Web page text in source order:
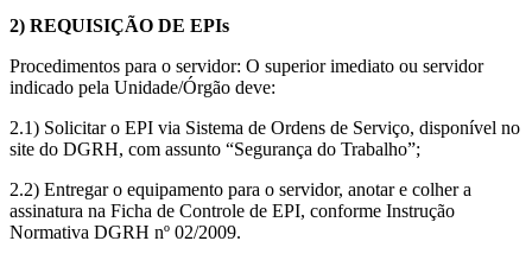
2) REQUISIÇÃO DE EPIs
Procedimentos para o servidor: O superior imediato ou servidor
indicado pela Unidade/Órgão deve:
2.1) Solicitar o EPI via Sistema de Ordens de Serviço, disponível no
site do DGRH, com assunto “Segurança do Trabalho”;
2.2) Entregar o equipamento para o servidor, anotar e colher a
assinatura na Ficha de Controle de EPI, conforme Instrução
Normativa DGRH nº 02/2009.